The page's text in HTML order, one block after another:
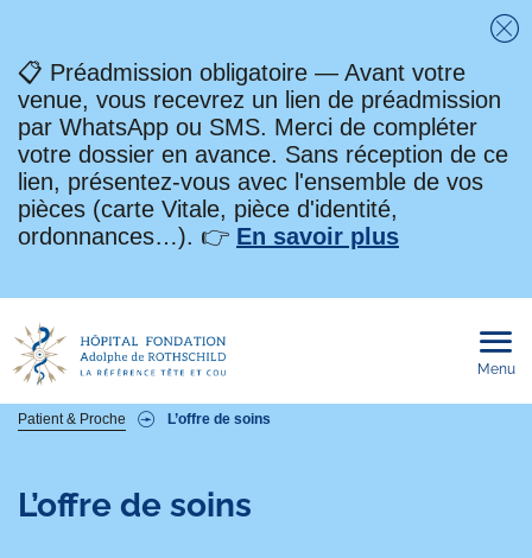
📋 Préadmission obligatoire — Avant votre
venue, vous recevrez un lien de préadmission
par WhatsApp ou SMS. Merci de compléter
votre dossier en avance. Sans réception de ce
lien, présentez-vous avec l'ensemble de vos
pièces (carte Vitale, pièce d'identité,
ordonnances…). 👉 En savoir plus
Menu
Fil
d'Ariane
Patient & Proche L’offre de soins
L’offre de soins